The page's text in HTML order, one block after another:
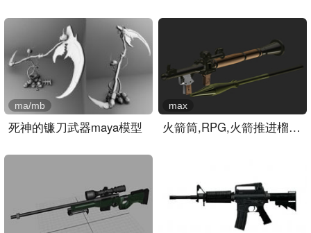
死神的镰刀武器maya模型
ma/mb
火箭筒,RPG,火箭推进榴弹,..
max